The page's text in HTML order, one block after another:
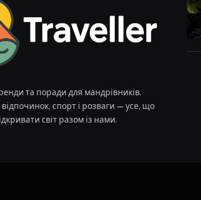
та поради для мандрівників.
спорт і розваги — усе, що
світ разом із нами.